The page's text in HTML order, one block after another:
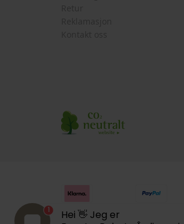
Hei 👋 Jeg er
1